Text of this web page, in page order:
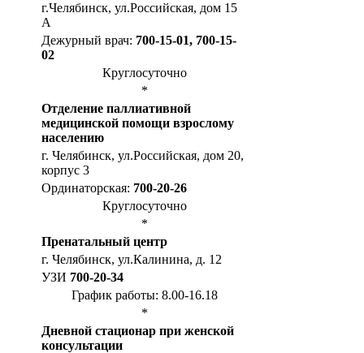
г.Челябинск, ул.Российская, дом 15
А
Дежурный врач: 700-15-01, 700-15-
02
Круглосуточно
*
Отделение паллиативной
медицинской помощи взрослому
населению
г. Челябинск, ул.Российская, дом 20,
корпус 3
Ординаторская: 700-20-26
Круглосуточно
*
Пренатальный центр
г. Челябинск, ул.Калинина, д. 12
УЗИ 700-20-34
График работы: 8.00-16.18
*
Дневной стационар при женской
консультации